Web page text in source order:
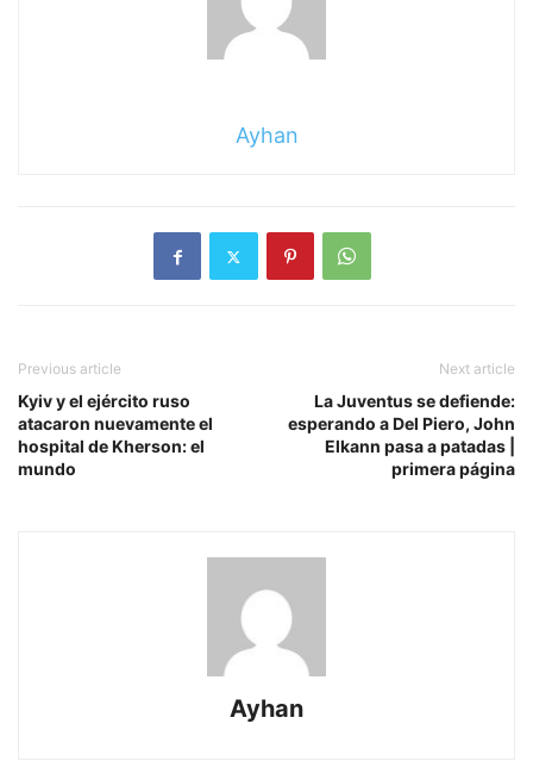
Ayhan
Previous article
Kyiv y el ejército ruso
atacaron nuevamente el
hospital de Kherson: el
mundo
Next article
La Juventus se defiende:
esperando a Del Piero, John
Elkann pasa a patadas |
primera página
Ayhan